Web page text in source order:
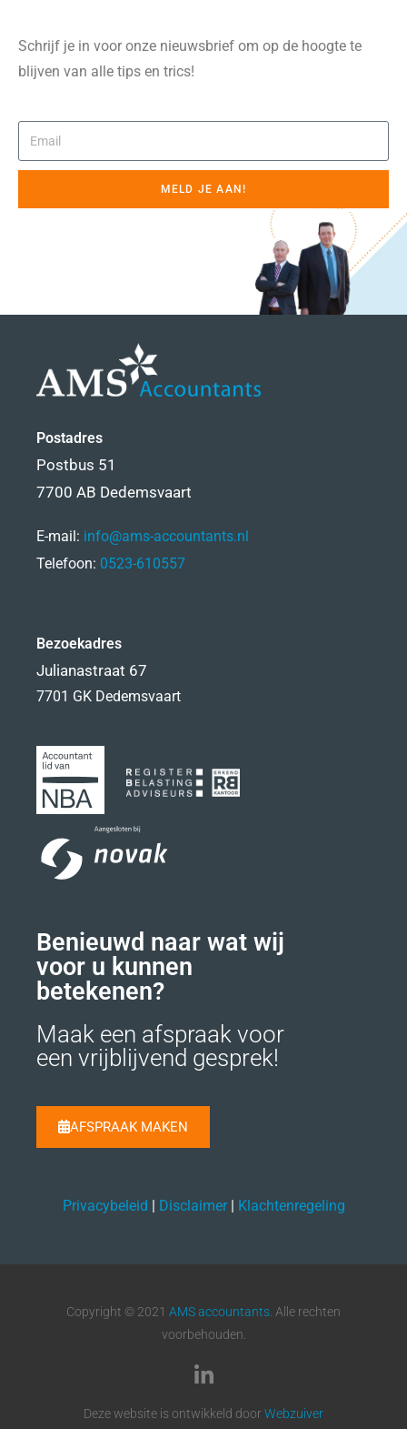
Schrijf je in voor onze nieuwsbrief om op de hoogte te
blijven van alle tips en trics!
MELD JE AAN!
Postadres
Postbus 51
7700 AB Dedemsvaart
E-mail: info@ams-accountants.nl
Telefoon: 0523-610557
Bezoekadres
Julianastraat 67
7701 GK Dedemsvaart
Benieuwd naar wat wij
voor u kunnen
betekenen?
Maak een afspraak voor
een vrijblijvend gesprek!
AFSPRAAK MAKEN
Privacybeleid | Disclaimer| Klachtenregeling
Copyright © 2021 AMS accountants . Alle rechten
voorbehouden.
Deze website is ontwikkeld doorWebzuiver